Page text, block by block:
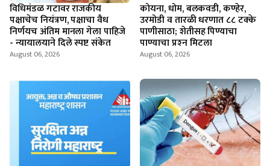
विधिमंडळ गटावर राजकीय
पक्षाचेच नियंत्रण, पक्षाचा वैध
निर्णयच अंतिम मानला गेला पाहिजे
- न्यायालयाने दिले स्पष्ट संकेत
August 06, 2026
कोयना, धोम, बलकवडी, कण्हेर,
उरमोडी व तारळी धरणात ८८ टक्के
पाणीसाठा; शेतीसह पिण्याचा
पाण्याचा प्रश्‍न मिटला
August 06, 2026